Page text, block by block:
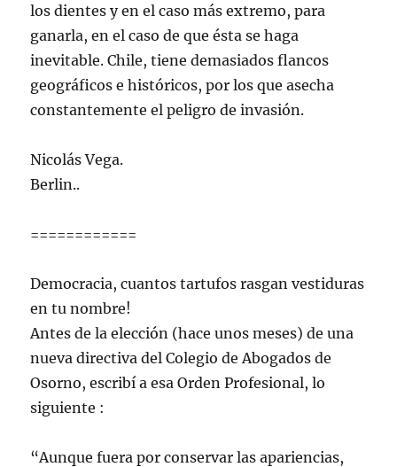
los dientes y en el caso más extremo, para
ganarla, en el caso de que ésta se haga
inevitable. Chile, tiene demasiados flancos
geográficos e históricos, por los que asecha
constantemente el peligro de invasión.
Nicolás Vega.
Berlin..
============
Democracia, cuantos tartufos rasgan vestiduras
en tu nombre!
Antes de la elección (hace unos meses) de una
nueva directiva del Colegio de Abogados de
Osorno, escribí a esa Orden Profesional, lo
siguiente :
“Aunque fuera por conservar las apariencias,